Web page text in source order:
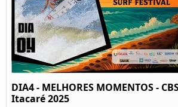
DIA4 - MELHORES MOMENTOS -
Itacaré 2025